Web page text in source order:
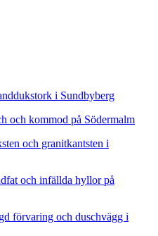
i Sundbyberg
och kommod på Södermalm
och granitkantsten i
och infällda hyllor på
förvaring och duschvägg i